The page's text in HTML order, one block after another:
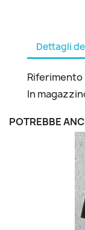
Dettagli
Riferimento
In
POTREBBE